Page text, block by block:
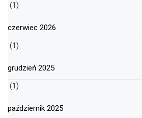
(1)
czerwiec 2026
(1)
grudzień 2025
(1)
październik 2025